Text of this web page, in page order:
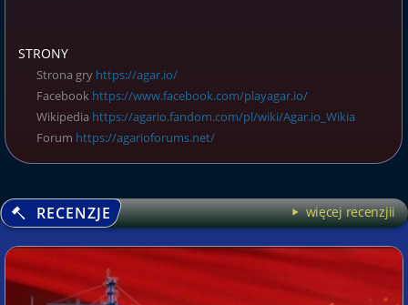
STRONY
Strona gry https://agar.io/
Facebook https://www.facebook.com/playagar.io/
Wikipedia https://agario.fandom.com/pl/wiki/Agar.io_Wikia
Forum https://agarioforums.net/
RECENZJE więcej recenzjii